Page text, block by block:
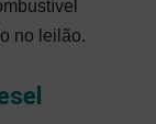
no leilão.